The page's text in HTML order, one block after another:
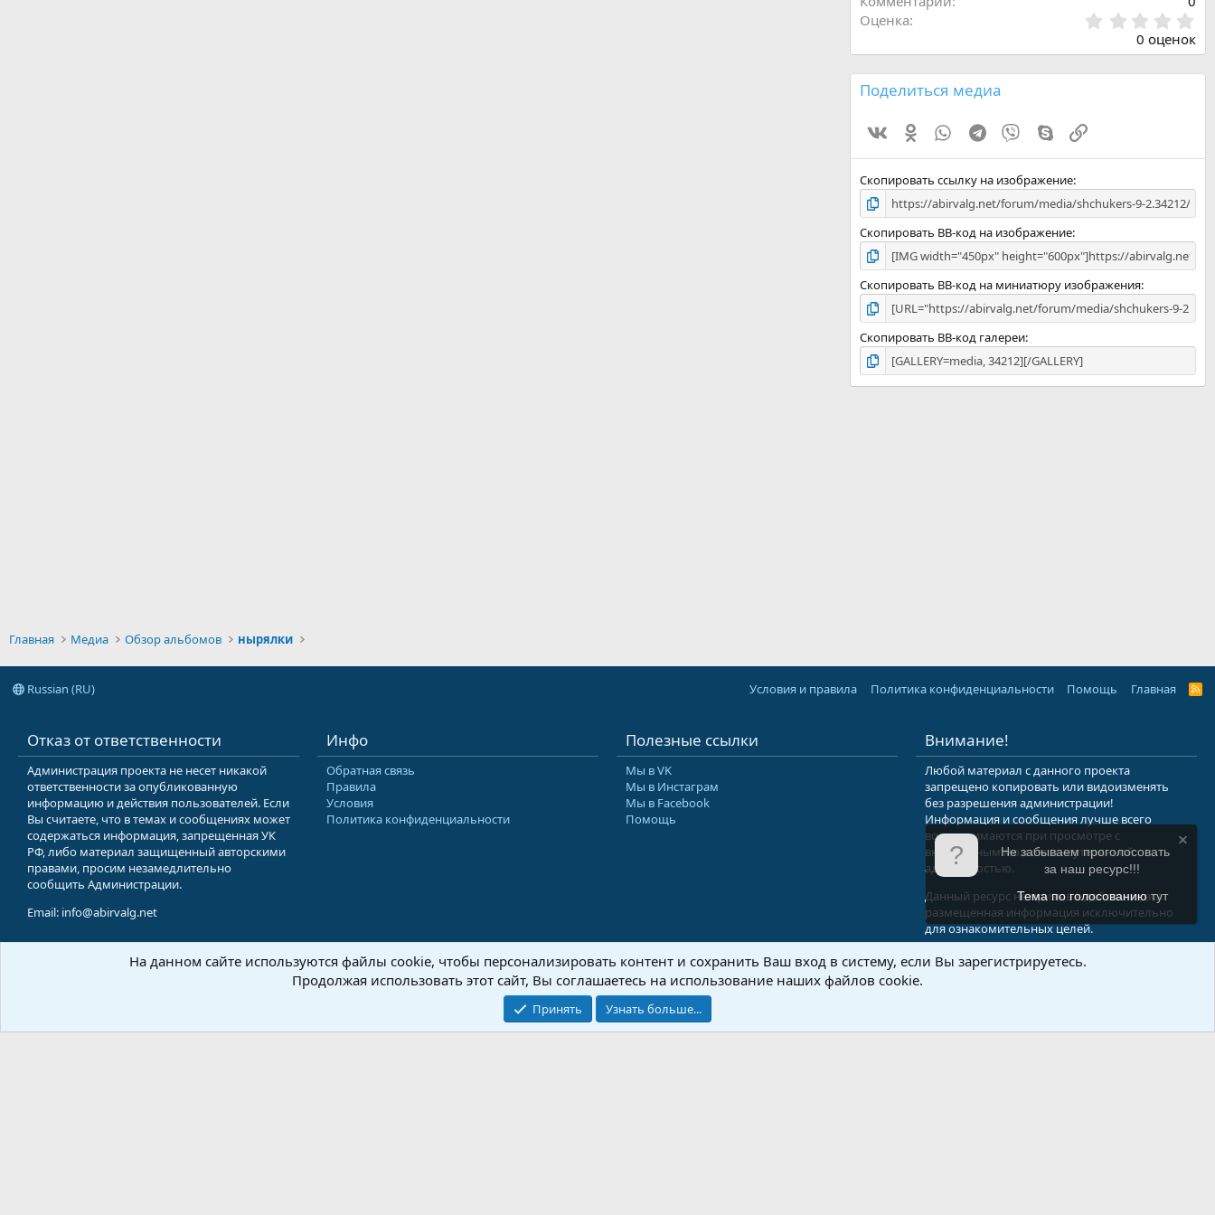
Оценка
.
0
0
0 оценок
Поделиться медиа
Ok WhatsAppTelegram
Viber SkypeСсылка
Скопировать ссылку на изображение
Скопировать BB-код на изображение
Скопировать BB-код на миниатюру изображения
Скопировать BB-код галереи
Главная Медиа Обзор альбомов нырялки
Russian (RU) Условия и правила Политика конфиденциальности Помощь Главная
R
Отказ от ответственности
Администрация проекта не несет никакой
ответственности за опубликованную
информацию и действия пользователей. Если
Вы считаете, что в темах и сообщениях может
содержаться информация, запрещенная УК
РФ, либо материал защищенный авторскими
правами, просим незамедлительно
сообщить Администрации.
Email: info@abirvalg.net
Инфо
Обратная связь
Правила
Условия
Политика конфиденциальности
Полезные ссылки
Мы в VK
Мы в Инстаграм
Мы в Facebook
Помощь
Внимание!
Любой материал с данного проекта
запрещено копировать или видоизменять
без разрешения администрации!
Информация и сообщения лучше всего
воспринимаются при просмотре с
включенным мозгом и неутерянной
адекватностью.
Данный ресурс не призыв к действию, вся
размещенная информация исключительно
для ознакомительных целей.
© 2008-2026 Форум Абырвалг.нет - подводная охота, дайвинг, туризм Перевод:XenForo.Info
Не забываем проголосовать
за наш ресурс!!!
Тема по голосованиютут
На данном сайте используются файлы cookie, чтобы персонализировать контент и сохранить Ваш вход в систему, если Вы зарегистрируетесь.
Продолжая использовать этот сайт, Вы соглашаетесь на использование наших файлов cookie.
Принять Узнать больше...